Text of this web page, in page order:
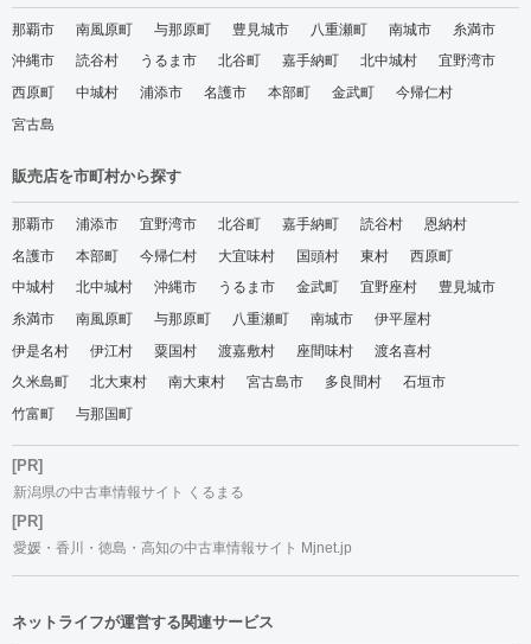
那覇市 南風原町 与那原町 豊見城市 八重瀬町 南城市
糸満市
沖縄市
読谷村 うるま市 北谷町 嘉手納町 北中城村
宜野湾市
西原町
中城村 浦添市 名護市 本部町 金武町
今帰仁村
宮古島
販売店を市町村から探す
那覇市 浦添市 宜野湾市 北谷町 嘉手納町 読谷村
恩納村
名護市
本部町 今帰仁村 大宜味村 国頭村 東村
西原町
中城村
北中城村 沖縄市 うるま市 金武町 宜野座村
豊見城市
糸満市
南風原町 与那原町 八重瀬町 南城市
伊平屋村
伊是名村
伊江村 粟国村 渡嘉敷村 座間味村
渡名喜村
久米島町
北大東村 南大東村 宮古島市 多良間村
石垣市
竹富町
与那国町
[PR]
新潟県の中古車情報サイト くるまる
[PR]
愛媛・香川・徳島・高知の中古車情報サイト Mjnet.jp
ネットライフが運営する関連サービス